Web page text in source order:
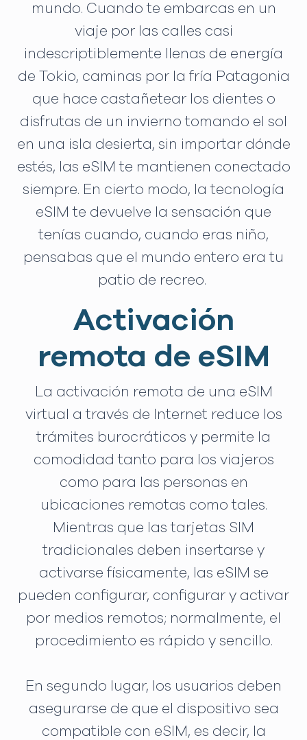
mundo. Cuando te embarcas en un
viaje por las calles casi
indescriptiblemente llenas de energía
de Tokio, caminas por la fría Patagonia
que hace castañetear los dientes o
disfrutas de un invierno tomando el sol
en una isla desierta, sin importar dónde
estés, las eSIM te mantienen conectado
siempre. En cierto modo, la tecnología
eSIM te devuelve la sensación que
tenías cuando, cuando eras niño,
pensabas que el mundo entero era tu
patio de recreo.
Activación
remota de eSIM
La activación remota de una eSIM
virtual a través de Internet reduce los
trámites burocráticos y permite la
comodidad tanto para los viajeros
como para las personas en
ubicaciones remotas como tales.
Mientras que las tarjetas SIM
tradicionales deben insertarse y
activarse físicamente, las eSIM se
pueden configurar, configurar y activar
por medios remotos; normalmente, el
procedimiento es rápido y sencillo.
En segundo lugar, los usuarios deben
asegurarse de que el dispositivo sea
compatible con eSIM, es decir, la